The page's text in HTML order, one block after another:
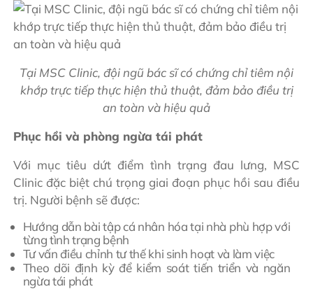
Tại MSC Clinic, đội ngũ bác sĩ có chứng chỉ tiêm nội
khớp trực tiếp thực hiện thủ thuật, đảm bảo điều trị
an toàn và hiệu quả
Phục hồi và phòng ngừa tái phát
Với mục tiêu dứt điểm tình trạng đau lưng, MSC
Clinic đặc biệt chú trọng giai đoạn phục hồi sau điều
trị. Người bệnh sẽ được:
Hướng dẫn bài tập cá nhân hóa tại nhà phù hợp với
từng tình trạng bệnh
Tư vấn điều chỉnh tư thế khi sinh hoạt và làm việc
Theo dõi định kỳ để kiểm soát tiến triển và ngăn
ngừa tái phát